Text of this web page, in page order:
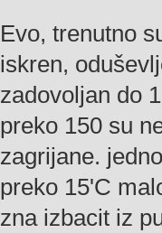
Evo, trenutno
iskren,
zadovoljan do
preko 150 su
zagrijane.
preko 15'C
zna izbacit iz